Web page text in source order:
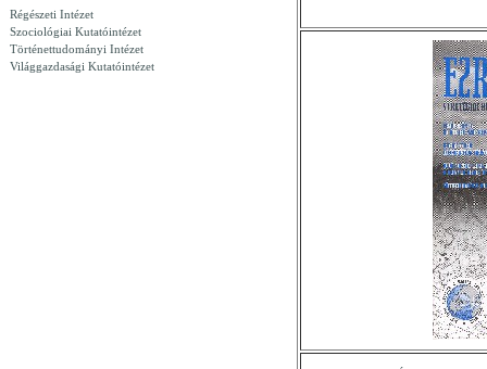
Régészeti Intézet
Szociológiai Kutatóintézet
Történettudományi Intézet
Világgazdasági Kutatóintézet